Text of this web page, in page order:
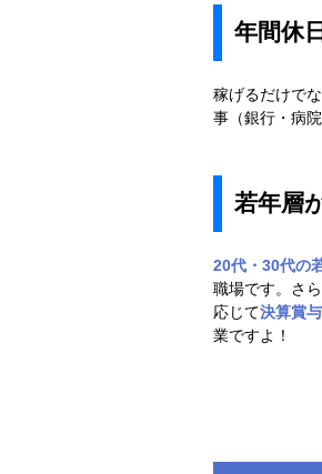
年間休
稼げるだけでな
事（銀行・病
若年層
20代・30代の
職場です。さ
応じて決算賞
業ですよ！